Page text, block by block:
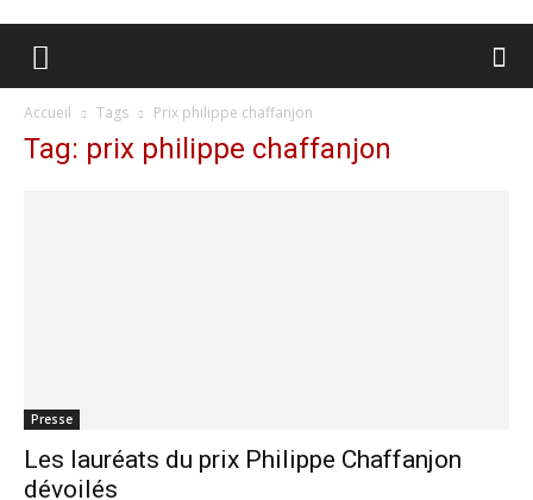
Accueil Tags Prix philippe chaffanjon
Tag: prix philippe chaffanjon
Presse
Les lauréats du prix Philippe Chaffanjon
dévoilés